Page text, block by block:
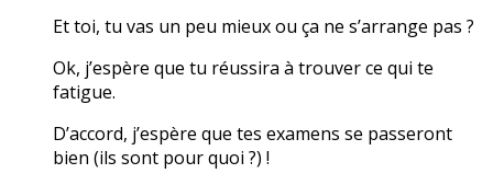
Et toi, tu vas un peu mieux ou ça ne s’arrange pas ?
Ok, j’espère que tu réussira à trouver ce qui te
fatigue.
D’accord, j’espère que tes examens se passeront
bien (ils sont pour quoi ?) !